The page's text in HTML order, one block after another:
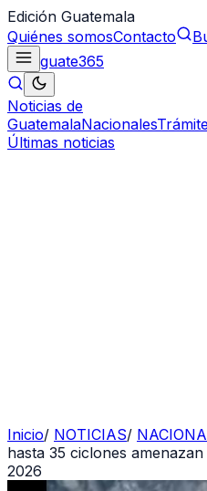
Edición Guatemala
Quiénes somosContacto
guate365
Noticias de
GuatemalaNacionales
Últimas noticias
Inicio/ NOTICIAS/
hasta 35 ciclones
2026